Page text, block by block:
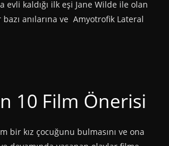
evli kaldığı ilk eşi Jane Wilde ile olan
anılarına ve Amyotrofik Lateral
bir kız çocuğunu bulmasını ve ona